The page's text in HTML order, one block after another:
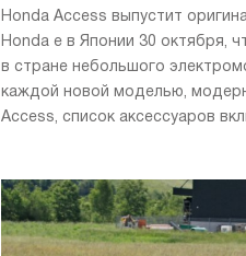
Honda Access выпустит
Honda e в Японии 30 октября,
в стране небольшого
каждой новой моделью,
Access, список аксессуаров